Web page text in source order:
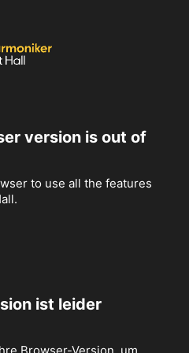
version is out of
to use all the features
ist leider